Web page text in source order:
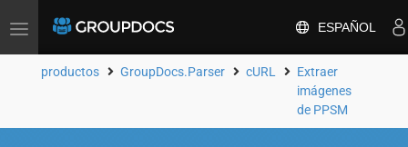
Toggle
ESPAÑOL
productos GroupDocs.Parser cURL
Extraer
imágenes
de PPSM